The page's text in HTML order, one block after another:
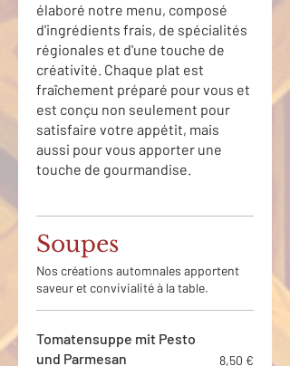
élaboré notre menu, composé
d'ingrédients frais, de spécialités
régionales et d'une touche de
créativité. Chaque plat est
fraîchement préparé pour vous et
est conçu non seulement pour
satisfaire votre appétit, mais
aussi pour vous apporter une
touche de gourmandise.
Soupes
Nos créations automnales apportent
saveur et convivialité à la table.
Tomatensuppe mit Pesto
und Parmesan
8,50 €